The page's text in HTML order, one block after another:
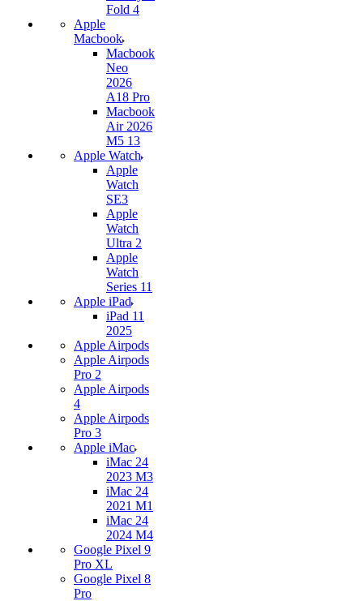
Fold 4
Apple
Macbook
Macbook
Neo
2026
A18 Pro
Macbook
Air 2026
M5 13
Apple Watch
Apple
Watch
SE3
Apple
Watch
Ultra 2
Apple
Watch
Series 11
Apple iPad
iPad 11
2025
Apple Airpods
Apple Airpods
Pro 2
Apple Airpods
4
Apple Airpods
Pro 3
Apple iMac
iMac 24
2023 M3
iMac 24
2021 M1
iMac 24
2024 M4
Google Pixel 9
Pro XL
Google Pixel 8
Pro